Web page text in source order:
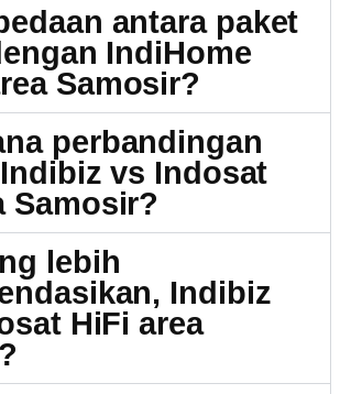
antara paket
IndiHome
Samosir?
perbandingan
vs Indosat
Samosir?
lebih
Indibiz
HiFi area